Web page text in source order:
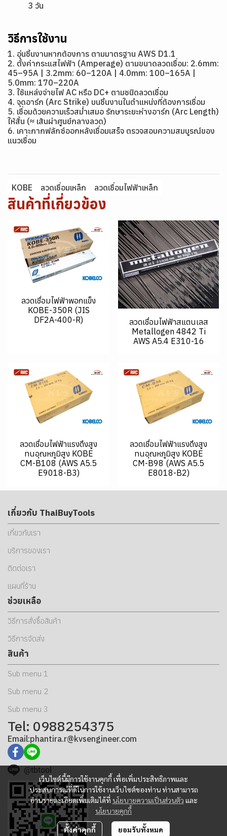
3 วัน
วิธีการใช้งาน
1. อุ่นชิ้นงานหากต้องการ ตามมาตรฐาน AWS D1.1
2. ตั้งค่ากระแสไฟฟ้า (Amperage) ตามขนาดลวดเชื่อม: 2.6mm:
45–95A | 3.2mm: 60–120A | 4.0mm: 100–165A |
5.0mm: 170–220A
3. ใช้แหล่งจ่ายไฟ AC หรือ DC+ ตามชนิดลวดเชื่อม
4. จุดอาร์ก (Arc Strike) บนชิ้นงานในตำแหน่งที่ต้องการเชื่อม
5. เชื่อมด้วยความเร็วสม่ำเสมอ รักษาระยะห่างอาร์ก (Arc Length)
ให้สั้น (≈ เส้นผ่าศูนย์กลางลวด)
6. เคาะกากฟลักซ์ออกหลังเชื่อมเสร็จ ตรวจสอบความสมบูรณ์ของ
แนวเชื่อม
KOBE ลวดเชื่อมเหล็ก ลวดเชื่อมไฟฟ้าเหล็ก
สินค้าที่เกี่ยวข้อง
ลวดเชื่อมไฟฟ้าพอกแข็ง
KOBE-350R (JIS
DF2A-400-R)
ลวดเชื่อมไฟฟ้าสแตนเลส
Metallogen 4842 Ti
AWS A5.4 E310-16
ลวดเชื่อมไฟฟ้าแรงดึงสูง
ทนอุณหภูมิสูง KOBE
CM-B108 (AWS A5.5
E9018-B3)
ลวดเชื่อมไฟฟ้าแรงดึงสูง
ทนอุณหภูมิสูง KOBE
CM-B98 (AWS A5.5
E8018-B2)
เว็บไซต์นี้มีการใช้งานคุกกี้ เพื่อเพิ่มประสิทธิภาพและ
ประสบการณ์ที่ดีในการใช้งานเว็บไซต์ของท่าน ท่านสามารถ
อ่านรายละเอียดเพิ่มเติมได้ที่ นโยบายความเป็นส่วนตัว และ
นโยบายคุกกี้
ตั้งค่าคุกกี้ ยอมรับทั้งหมด
เกี่ยวกับ ThaiBuyTools
เกี่ยวกับเรา
บริการของเรา
ติดต่อเรา
แผนที่ร้าน
ช่วยเหลือ
วิธีการสั่งซื้อสินค้า
วิธีการจัดส่ง
สินค้า
Sub menu 1
Sub menu 2
Sub menu 3
Tel: 0988254375
Email:phantira.r@kvsengineer.com
@tbtool